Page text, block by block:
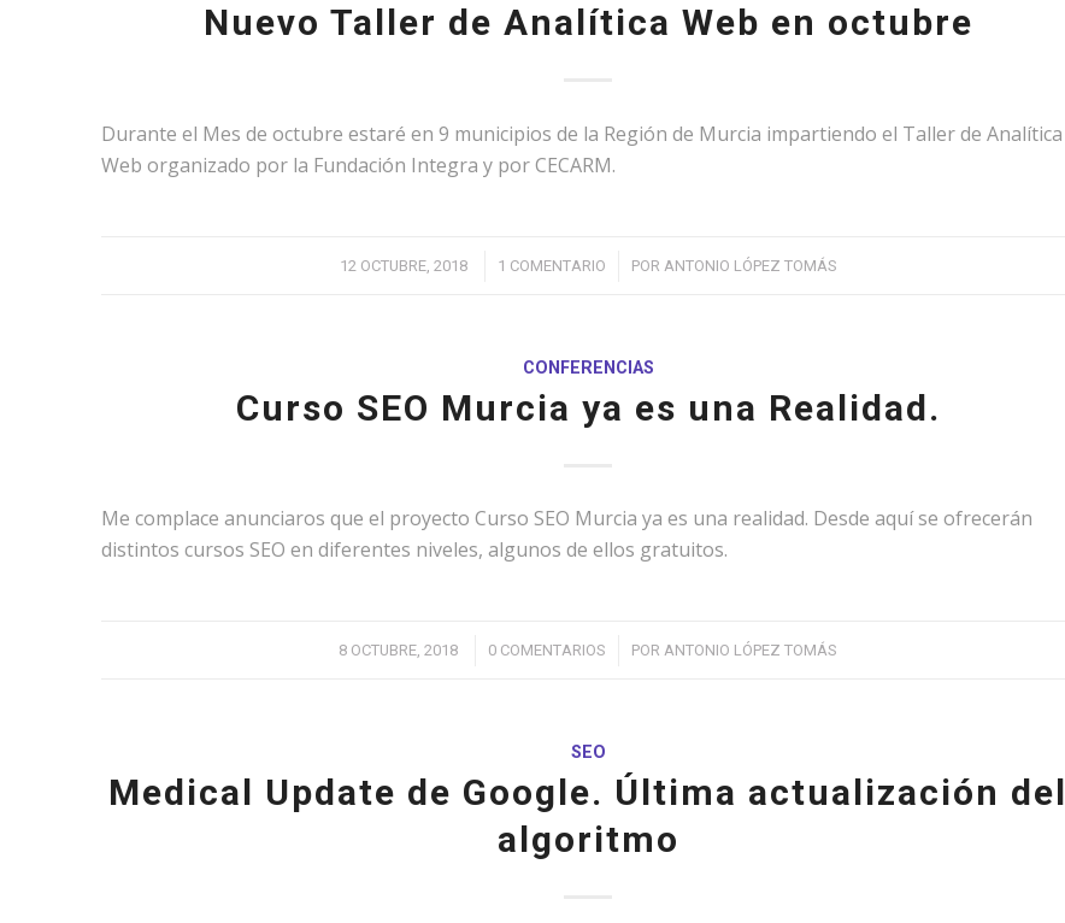
Nuevo Taller de Analítica Web en octubre
Durante el Mes de octubre estaré en 9 municipios de la Región de Murcia impartiendo el Taller de Analítica
Web organizado por la Fundación Integra y por CECARM.
12 OCTUBRE, 2018
/ 1 COMENTARIO
/ POR ANTONIO LÓPEZ TOMÁS
CONFERENCIAS
Curso SEO Murcia ya es una Realidad.
Me complace anunciaros que el proyecto Curso SEO Murcia ya es una realidad. Desde aquí se ofrecerán
distintos cursos SEO en diferentes niveles, algunos de ellos gratuitos.
8 OCTUBRE, 2018
/ 0 COMENTARIOS
/ POR ANTONIO LÓPEZ TOMÁS
SEO
Medical Update de Google. Última actualización del
algoritmo